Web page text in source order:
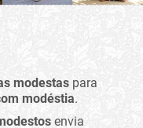
modestas para
modéstia.
envia